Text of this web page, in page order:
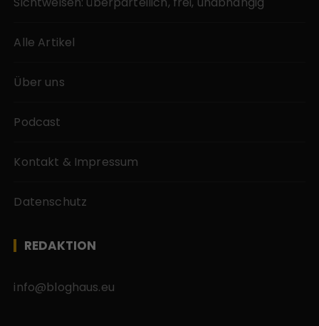
Alle Artikel
Über uns
Podcast
Kontakt & Impressum
Datenschutz
REDAKTION
info@bloghaus.eu